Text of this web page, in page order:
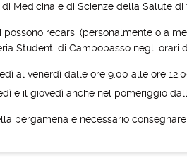
Medicina e di Scienze della Salute
possono recarsi (personalmente o a
Studenti di Campobasso negli orari
al venerdì dalle ore 9.00 alle ore
e il giovedì anche nel pomeriggio
pergamena è necessario